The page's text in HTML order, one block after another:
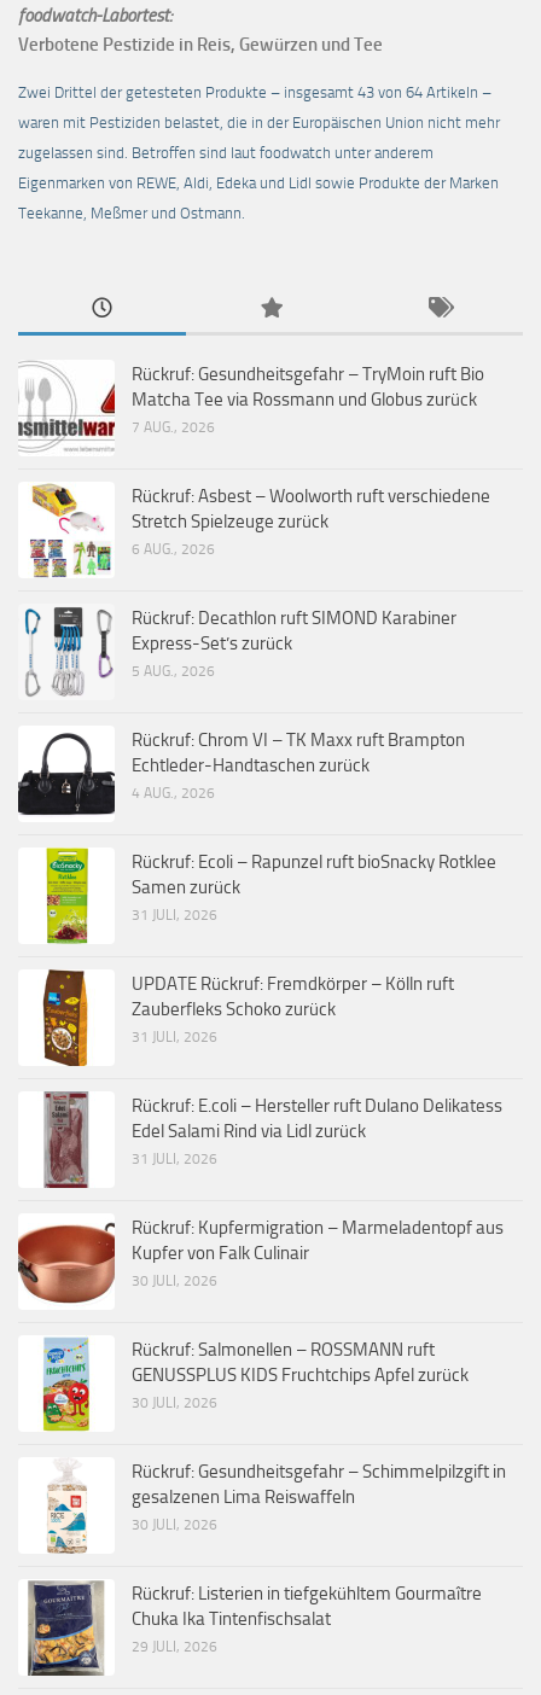
foodwatch-Labortest:
Verbotene Pestizide in Reis, Gewürzen und Tee
Zwei Drittel der getesteten Produkte – insgesamt 43 von 64 Artikeln –
waren mit Pestiziden belastet, die in der Europäischen Union nicht mehr
zugelassen sind. Betroffen sind laut foodwatch unter anderem
Eigenmarken von REWE, Aldi, Edeka und Lidl sowie Produkte der Marken
Teekanne, Meßmer und Ostmann.
Rückruf: Gesundheitsgefahr – TryMoin ruft Bio
Matcha Tee via Rossmann und Globus zurück
7 AUG., 2026
Rückruf: Asbest – Woolworth ruft verschiedene
Stretch Spielzeuge zurück
6 AUG., 2026
Rückruf: Decathlon ruft SIMOND Karabiner
Express-Set’s zurück
5 AUG., 2026
Rückruf: Chrom VI – TK Maxx ruft Brampton
Echtleder-Handtaschen zurück
4 AUG., 2026
Rückruf: Ecoli – Rapunzel ruft bioSnacky Rotklee
Samen zurück
31 JULI, 2026
UPDATE Rückruf: Fremdkörper – Kölln ruft
Zauberfleks Schoko zurück
31 JULI, 2026
Rückruf: E.coli – Hersteller ruft Dulano Delikatess
Edel Salami Rind via Lidl zurück
31 JULI, 2026
Rückruf: Kupfermigration – Marmeladentopf aus
Kupfer von Falk Culinair
30 JULI, 2026
Rückruf: Salmonellen – ROSSMANN ruft
GENUSSPLUS KIDS Fruchtchips Apfel zurück
30 JULI, 2026
Rückruf: Gesundheitsgefahr – Schimmelpilzgift in
gesalzenen Lima Reiswaffeln
30 JULI, 2026
Rückruf: Listerien in tiefgekühltem Gourmaître
Chuka Ika Tintenfischsalat
29 JULI, 2026